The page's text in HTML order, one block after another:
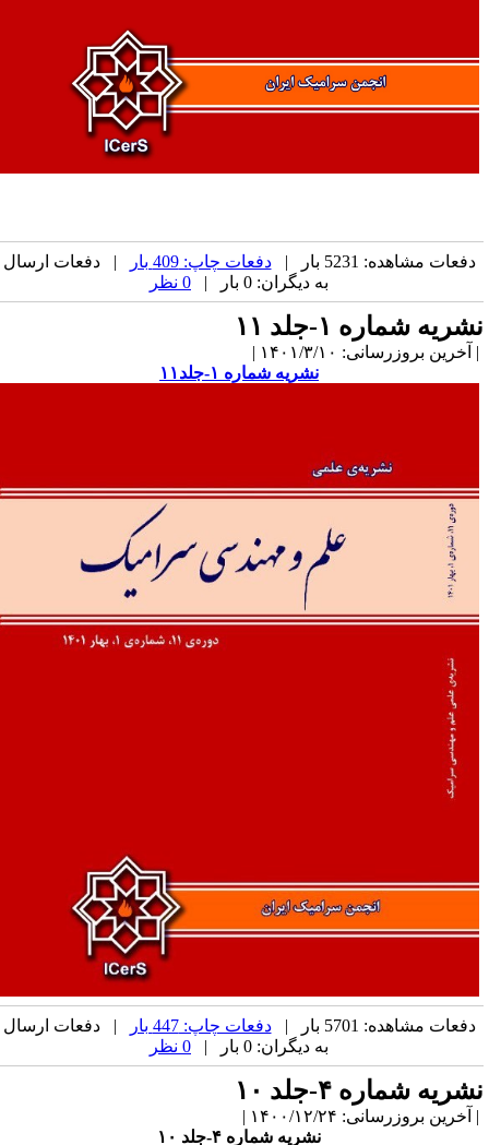
دفعات مشاهده: 5231 بار | دفعات چاپ: 409 بار
| دفعات ارسال
به دیگران: 0 بار |
شماره ۱-جلد ۱۱
بروزرسانی: ۱۴۰۱/۳/۱۰ |
نشریه شماره ۱-جلد۱۱
دفعات مشاهده: 5701 بار | دفعات چاپ: 447 بار
| دفعات ارسال
به دیگران: 0 بار |
شماره ۴-جلد ۱۰
بروزرسانی: ۱۴۰۰/۱۲/۲۴ |
نشریه شماره ۴-جلد ۱۰